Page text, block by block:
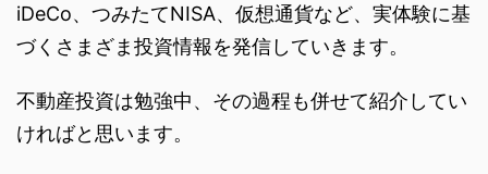
iDeCo、つみたてNISA、仮想通貨など、実体験に基
づくさまざま投資情報を発信していきます。
不動産投資は勉強中、その過程も併せて紹介してい
ければと思います。